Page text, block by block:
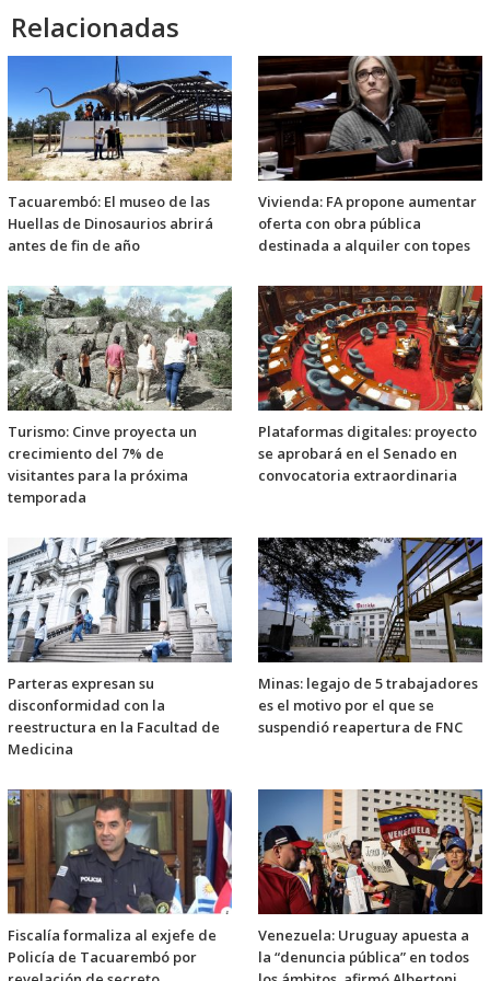
Relacionadas
Tacuarembó: El museo de las
Huellas de Dinosaurios abrirá
antes de fin de año
Vivienda: FA propone aumentar
oferta con obra pública
destinada a alquiler con topes
Turismo: Cinve proyecta un
crecimiento del 7% de
visitantes para la próxima
temporada
Plataformas digitales: proyecto
se aprobará en el Senado en
convocatoria extraordinaria
Parteras expresan su
disconformidad con la
reestructura en la Facultad de
Medicina
Minas: legajo de 5 trabajadores
es el motivo por el que se
suspendió reapertura de FNC
Fiscalía formaliza al exjefe de
Policía de Tacuarembó por
Venezuela: Uruguay apuesta a
la “denuncia pública” en todos